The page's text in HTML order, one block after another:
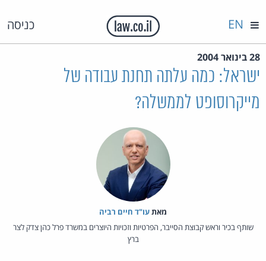
כניסה EN
28 בינואר 2004
ישראל: כמה עלתה תחנת עבודה של
מייקרוסופט לממשלה?
מאת‏עו"ד חיים רביה
שותף בכיר וראש קבוצת הסייבר, הפרטיות וזכויות היוצרים במשרד פרל כהן צדק לצר
ברץ